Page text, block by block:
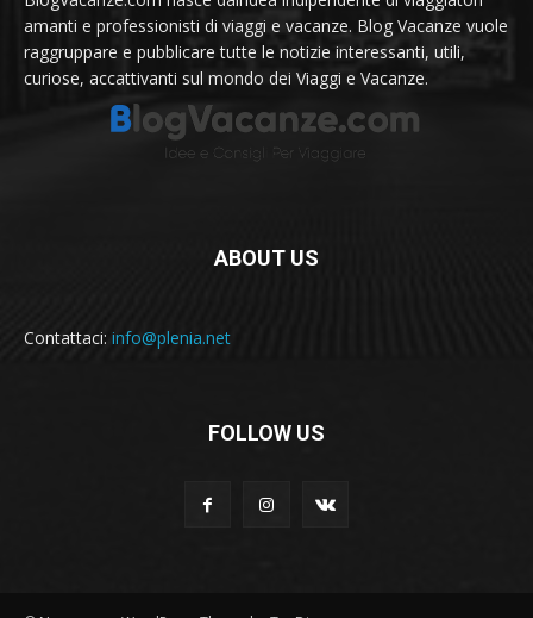
amanti e professionisti di viaggi e vacanze. Blog Vacanze vuole
raggruppare e pubblicare tutte le notizie interessanti, utili,
curiose, accattivanti sul mondo dei Viaggi e Vacanze.
ABOUT US
Contattaci: info@plenia.net
FOLLOW US